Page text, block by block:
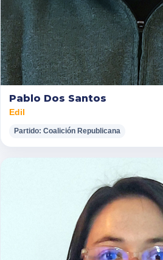
Pablo Dos Santos
Edil
Partido: Coalición Republicana